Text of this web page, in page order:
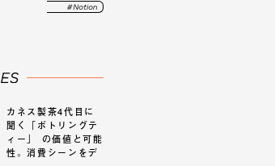
カネス製茶4代目に
聞く「ボトリングテ
ィー」 の価値と可能
性。消費シーンをデ